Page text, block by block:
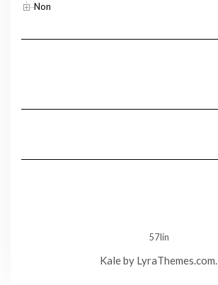
Non
57lin
Kaleby LyraThemes.com.